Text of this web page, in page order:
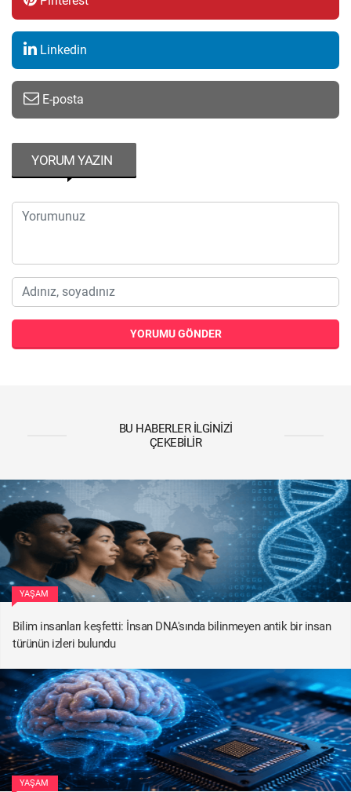
Linkedin
E-posta
YORUM YAZIN
YORUMU GÖNDER
BU HABERLER İLGINIZI
ÇEKEBILIR
YAŞAM
Bilim insanları keşfetti: İnsan DNA'sında bilinmeyen antik bir insan
türünün izleri bulundu
YAŞAM